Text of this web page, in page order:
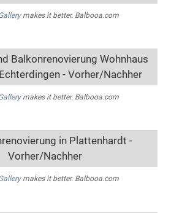
makes it better. Balbooa.com
Balkonrenovierung Wohnhaus
- Vorher/Nachher
makes it better. Balbooa.com
in Plattenhardt -
Vorher/Nachher
makes it better. Balbooa.com